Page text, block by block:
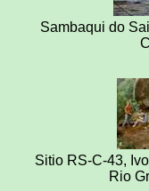
Sambaqui do
Sitio RS-C-43,
Rio